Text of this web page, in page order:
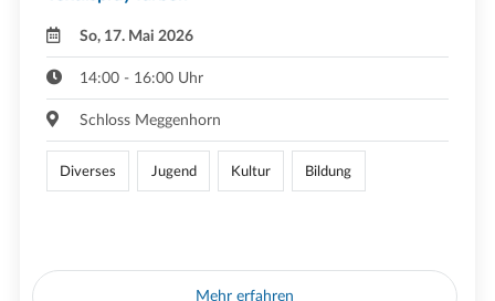
So, 17. Mai 2026
14:00 - 16:00 Uhr
Schloss Meggenhorn
Diverses Jugend Kultur Bildung
Mehr erfahren